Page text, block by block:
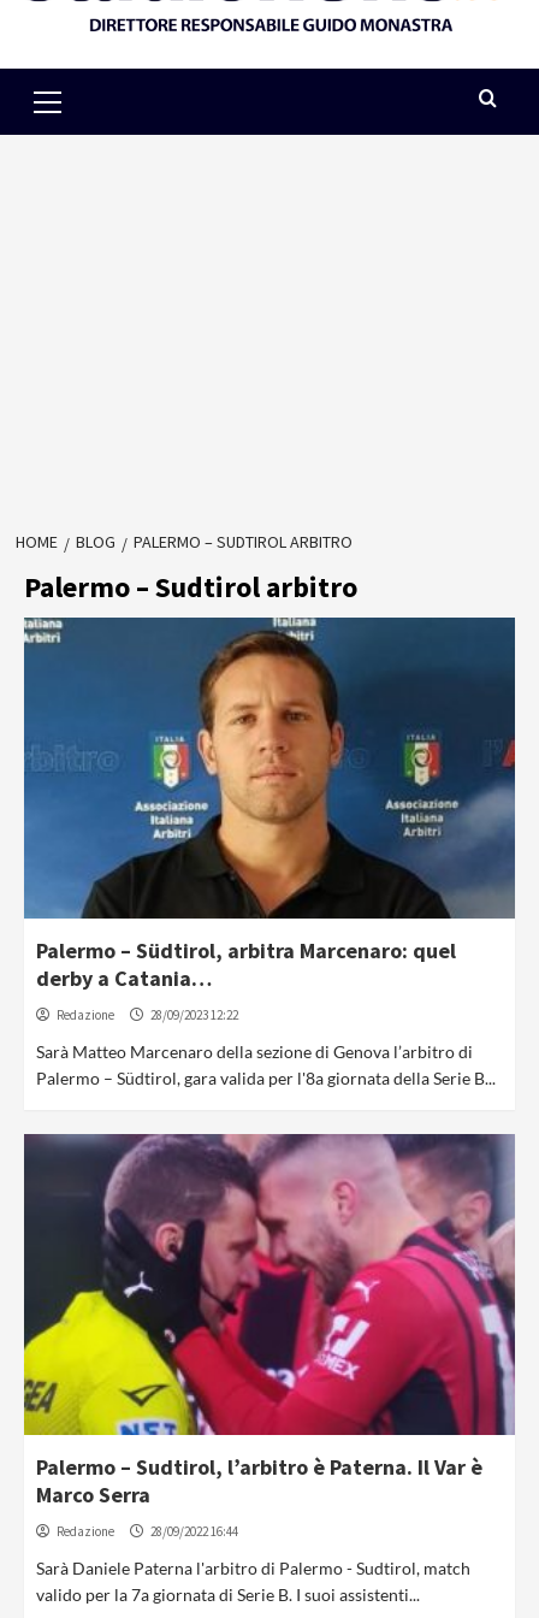
Menu
HOME BLOG PALERMO – SUDTIROL ARBITRO
Palermo – Sudtirol arbitro
Palermo – Südtirol, arbitra Marcenaro: quel
derby a Catania…
Redazione 28/09/2023 12:22
Sarà Matteo Marcenaro della sezione di Genova l’arbitro di
Palermo – Südtirol, gara valida per l'8a giornata della Serie B...
Palermo – Sudtirol, l’arbitro è Paterna. Il Var è
Marco Serra
Redazione 28/09/2022 16:44
Sarà Daniele Paterna l'arbitro di Palermo - Sudtirol, match
valido per la 7a giornata di Serie B. I suoi assistenti...